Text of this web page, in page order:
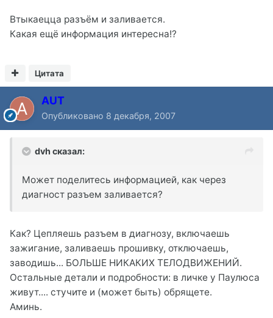
Втыкаецца разъём и заливается.
Какая ещё информация интересна!?
Цитата
AUT
Опубликовано 8 декабря, 2007
dvh сказал:
Может поделитесь информацией, как через
диагност разъем заливается?
Как? Цепляешь разъем в диагнозу, включаешь
зажигание, заливаешь прошивку, отключаешь,
заводишь... БОЛЬШЕ НИКАКИХ ТЕЛОДВИЖЕНИЙ.
Остальные детали и подробности: в личке у Паулюса
живут.... стучите и (может быть) обрящете.
Аминь.